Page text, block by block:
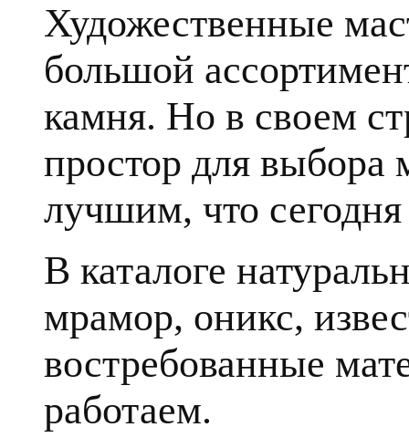
Художественные
большой
камня. Но в своем
простор для выбора
лучшим, что
В каталоге
мрамор, оникс,
востребованные
работаем.